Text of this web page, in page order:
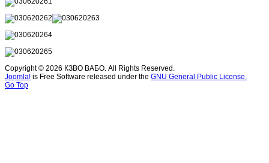
Copyright © 2026 КЗВО ВАБО. All Rights Reserved.
Joomla! is Free Software released under the GNU General Public License.
Go Top